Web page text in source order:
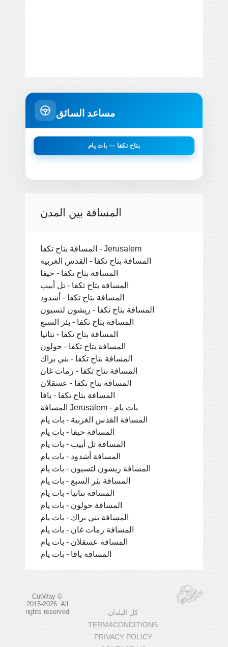
مساعد السائق
بتاح تكفا — بات يام
المسافة بين المدن
المسافة بتاح تكفا - Jerusalem
المسافة بتاح تكفا - القدس الغربية
المسافة بتاح تكفا - حيفا
المسافة بتاح تكفا - تل أبيب
المسافة بتاح تكفا - أشدود
المسافة بتاح تكفا - ريشون لتسيون
المسافة بتاح تكفا - بئر السبع
المسافة بتاح تكفا - نتانيا
المسافة بتاح تكفا - حولون
المسافة بتاح تكفا - بني براك
المسافة بتاح تكفا - رمات غان
المسافة بتاح تكفا - عسقلان
المسافة بتاح تكفا - يافا
المسافة Jerusalem - بات يام
المسافة القدس الغربية - بات يام
المسافة حيفا - بات يام
المسافة تل أبيب - بات يام
المسافة أشدود - بات يام
المسافة ريشون لتسيون - بات يام
المسافة بئر السبع - بات يام
المسافة نتانيا - بات يام
المسافة حولون - بات يام
المسافة بني براك - بات يام
المسافة رمات غان - بات يام
المسافة عسقلان - بات يام
المسافة يافا - بات يام
CutWay ©
2015-2026. All
rights reserved
كل البلدان
TERM&CONDITIONS
PRIVACY POLICY